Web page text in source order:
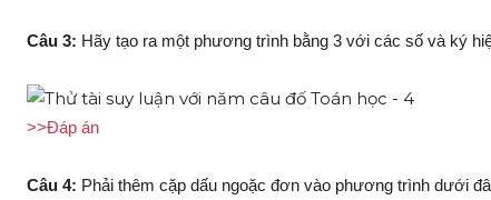
Câu 3: Hãy tạo ra một phương trình bằng 3 với các số và ký
>>Đáp án
Câu 4: Phải thêm cặp dấu ngoặc đơn vào phương trình dưới